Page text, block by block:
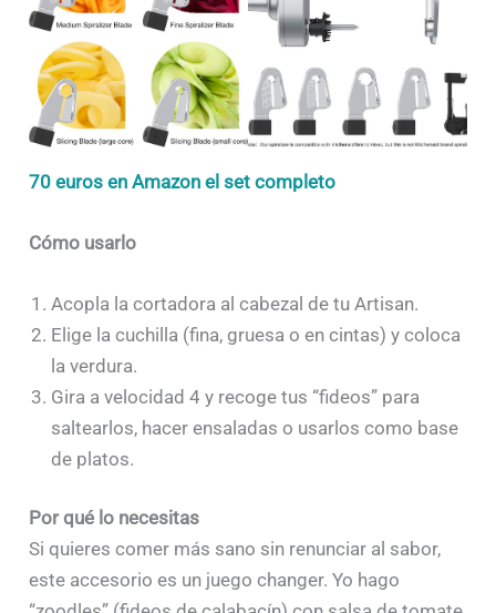
70 euros en Amazon el set completo
Cómo usarlo
Acopla la cortadora al cabezal de tu Artisan.
Elige la cuchilla (fina, gruesa o en cintas) y coloca
la verdura.
Gira a velocidad 4 y recoge tus “fideos” para
saltearlos, hacer ensaladas o usarlos como base
de platos.
Por qué lo necesitas
Si quieres comer más sano sin renunciar al sabor,
este accesorio es un juego changer. Yo hago